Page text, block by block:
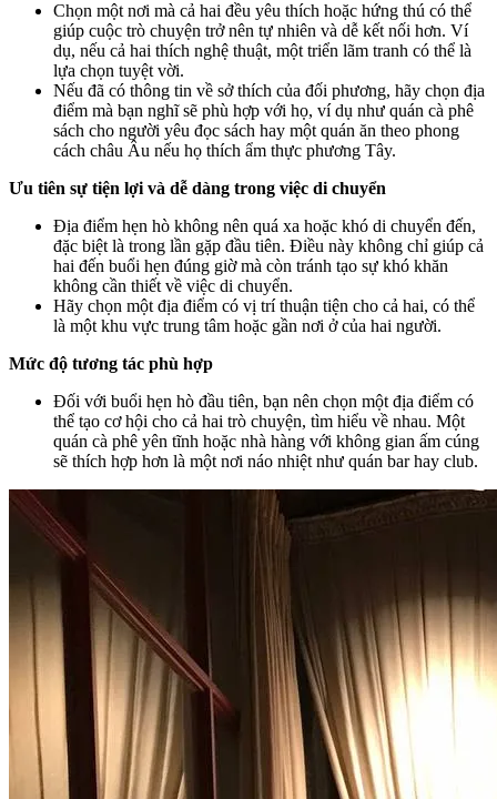
Chọn một nơi mà cả hai đều yêu thích hoặc hứng thú có thể
giúp cuộc trò chuyện trở nên tự nhiên và dễ kết nối hơn. Ví
dụ, nếu cả hai thích nghệ thuật, một triển lãm tranh có thể là
lựa chọn tuyệt vời.
Nếu đã có thông tin về sở thích của đối phương, hãy chọn địa
điểm mà bạn nghĩ sẽ phù hợp với họ, ví dụ như quán cà phê
sách cho người yêu đọc sách hay một quán ăn theo phong
cách châu Âu nếu họ thích ẩm thực phương Tây.
Ưu tiên sự tiện lợi và dễ dàng trong việc di chuyển
Địa điểm hẹn hò không nên quá xa hoặc khó di chuyển đến,
đặc biệt là trong lần gặp đầu tiên. Điều này không chỉ giúp cả
hai đến buổi hẹn đúng giờ mà còn tránh tạo sự khó khăn
không cần thiết về việc di chuyển.
Hãy chọn một địa điểm có vị trí thuận tiện cho cả hai, có thể
là một khu vực trung tâm hoặc gần nơi ở của hai người.
Mức độ tương tác phù hợp
Đối với buổi hẹn hò đầu tiên, bạn nên chọn một địa điểm có
thể tạo cơ hội cho cả hai trò chuyện, tìm hiểu về nhau. Một
quán cà phê yên tĩnh hoặc nhà hàng với không gian ấm cúng
sẽ thích hợp hơn là một nơi náo nhiệt như quán bar hay club.